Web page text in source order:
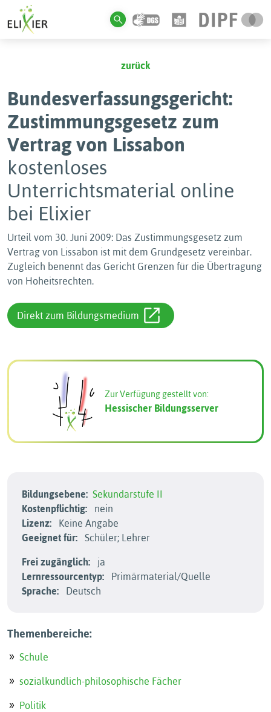
zurück
Bundesverfassungsgericht:
Zustimmungsgesetz zum
Vertrag von Lissabon
kostenloses
Unterrichtsmaterial online
bei Elixier
Urteil vom 30. Juni 2009: Das Zustimmungsgesetz zum
Vertrag von Lissabon ist mit dem Grundgesetz vereinbar.
Zugleich benennt das Gericht Grenzen für die Übertragung
von Hoheitsrechten.
Direkt zum Bildungsmedium
Zur Verfügung gestellt von:
Hessischer Bildungsserver
Bildungsebene: Sekundarstufe II
Kostenpflichtig:
nein
Lizenz:
Keine Angabe
Geeignet für:
Schüler; Lehrer
Frei zugänglich:
ja
Lernressourcentyp:
Primärmaterial/Quelle
Sprache:
Deutsch
Themenbereiche:
Schule
sozialkundlich-philosophische Fächer
Politik